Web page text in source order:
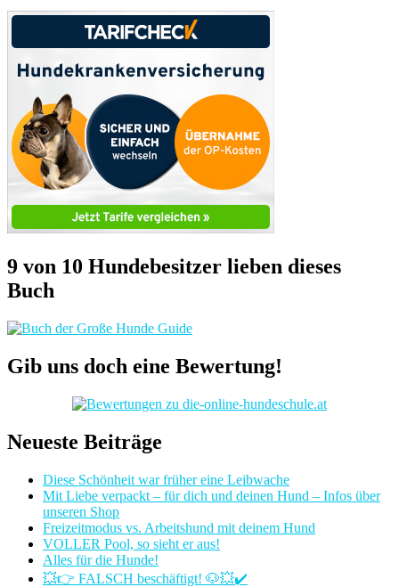
9 von 10 Hundebesitzer lieben dieses
Buch
Gib uns doch eine Bewertung!
Neueste Beiträge
Diese Schönheit war früher eine Leibwache
Mit Liebe verpackt – für dich und deinen Hund – Infos über
unseren Shop
Freizeitmodus vs. Arbeitshund mit deinem Hund
VOLLER Pool, so sieht er aus!
Alles für die Hunde!
💥👉 FALSCH beschäftigt! 🐶💥✔️